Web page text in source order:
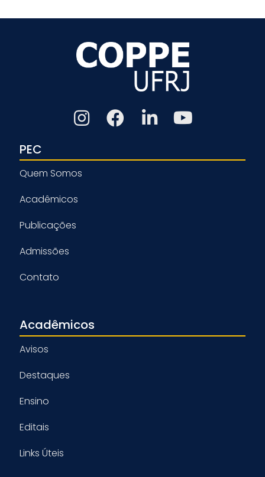
PEC
Quem Somos
Acadêmicos
Publicações
Admissões
Contato
Acadêmicos
Avisos
Destaques
Ensino
Editais
Links Úteis